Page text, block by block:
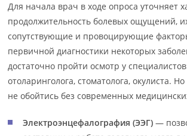
Для начала врач в ходе опроса уточняет
продолжительность болевых ощущений,
сопутствующие и провоцирующие
первичной диагностики некоторых
достаточно пройти осмотр у
отоларинголога, стоматолога, окулиста.
не обойтись без современных
Электроэнцефалография (ЭЭГ) —